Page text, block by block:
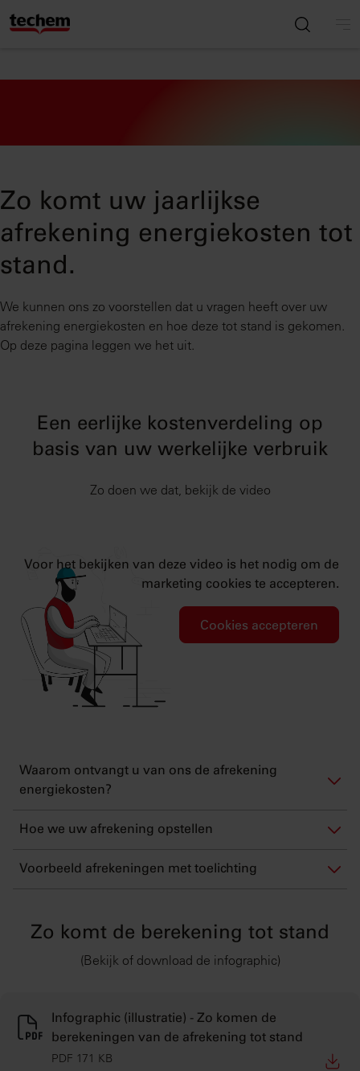
Zo komt uw jaarlijkse
afrekening energiekosten tot
stand.
We kunnen ons zo voorstellen dat u vragen heeft over uw
afrekening energiekosten en hoe deze tot stand is gekomen.
Op deze pagina leggen we het uit.
Een eerlijke kostenverdeling op
basis van uw werkelijke verbruik
Zo doen we dat, bekijk de video
Voor het bekijken van deze video is het nodig om de
marketing cookies te accepteren.
Cookies accepteren
Waarom ontvangt u van ons de afrekening
energiekosten?
Hoe we uw afrekening opstellen
Voorbeeld afrekeningen met toelichting
Zo komt de berekening tot stand
(Bekijk of download de infographic)
Infographic (illustratie) - Zo komen de
berekeningen van de afrekening tot stand
PDF 171 KB